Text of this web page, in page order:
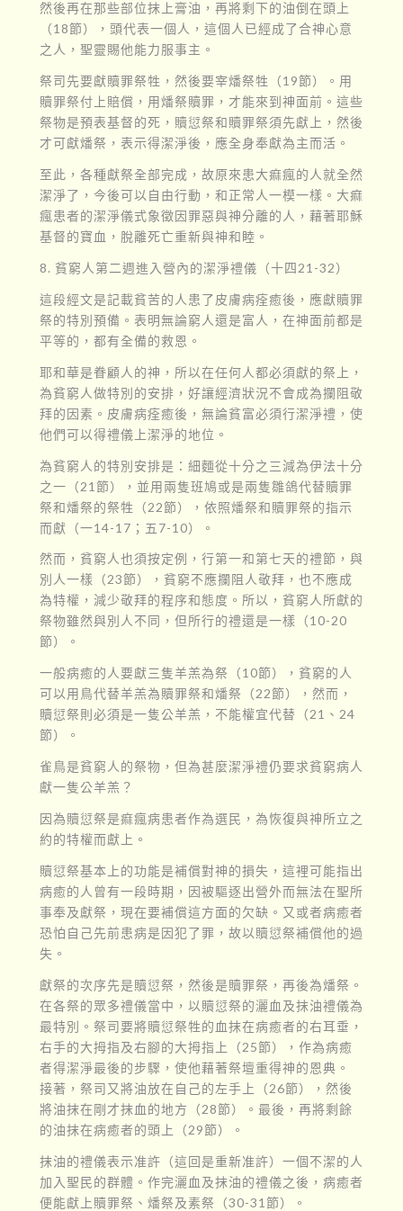
然後再在那些部位抹上膏油，再將剩下的油倒在頭上
（18節），頭代表一個人，這個人已經成了合神心意
之人，聖靈賜他能力服事主。
祭司先要獻贖罪祭牲，然後要宰燔祭牲（19節）。用
贖罪祭付上賠償，用燔祭贖罪，才能來到神面前。這些
祭物是預表基督的死，贖愆祭和贖罪祭須先獻上，然後
才可獻燔祭，表示得潔淨後，應全身奉獻為主而活。
至此，各種獻祭全部完成，故原來患大痲瘋的人就全然
潔淨了，今後可以自由行動，和正常人一模一樣。大痲
瘋患者的潔淨儀式象徵因罪惡與神分離的人，藉著耶穌
基督的寶血，脫離死亡重新與神和睦。
8. 貧窮人第二週進入營內的潔淨禮儀（十四21-32）
這段經文是記載貧苦的人患了皮膚病痊癒後，應獻贖罪
祭的特別預備。表明無論窮人還是富人，在神面前都是
平等的，都有全備的救恩。
耶和華是眷顧人的神，所以在任何人都必須獻的祭上，
為貧窮人做特別的安排，好讓經濟狀況不會成為攔阻敬
拜的因素。皮膚病痊癒後，無論貧富必須行潔淨禮，使
他們可以得禮儀上潔淨的地位。
為貧窮人的特別安排是：細麵從十分之三減為伊法十分
之一（21節），並用兩隻班鳩或是兩隻雛鴿代替贖罪
祭和燔祭的祭牲（22節），依照燔祭和贖罪祭的指示
而獻（一14-17；五7-10）。
然而，貧窮人也須按定例，行第一和第七天的禮節，與
別人一樣（23節），貧窮不應攔阻人敬拜，也不應成
為特權，減少敬拜的程序和態度。所以，貧窮人所獻的
祭物雖然與別人不同，但所行的禮還是一樣（10-20
節）。
一般病癒的人要獻三隻羊羔為祭（10節），貧窮的人
可以用鳥代替羊羔為贖罪祭和燔祭（22節），然而，
贖愆祭則必須是一隻公羊羔，不能權宜代替（21、24
節）。
雀鳥是貧窮人的祭物，但為甚麼潔淨禮仍要求貧窮病人
獻一隻公羊羔？
因為贖愆祭是痲瘋病患者作為選民，為恢復與神所立之
約的特權而獻上。
贖愆祭基本上的功能是補償對神的損失，這裡可能指出
病癒的人曾有一段時期，因被驅逐出營外而無法在聖所
事奉及獻祭，現在要補償這方面的欠缺。又或者病癒者
恐怕自己先前患病是因犯了罪，故以贖愆祭補償他的過
失。
獻祭的次序先是贖愆祭，然後是贖罪祭，再後為燔祭。
在各祭的眾多禮儀當中，以贖愆祭的灑血及抹油禮儀為
最特別。祭司要將贖愆祭牲的血抹在病癒者的右耳垂，
右手的大拇指及右腳的大拇指上（25節），作為病癒
者得潔淨最後的步驟，使他藉著祭壇重得神的恩典。
接著，祭司又將油放在自己的左手上（26節），然後
將油抹在剛才抹血的地方（28節）。最後，再將剩餘
的油抹在病癒者的頭上（29節）。
抹油的禮儀表示准許（這回是重新准許）一個不潔的人
加入聖民的群體。作完灑血及抹油的禮儀之後，病癒者
便能獻上贖罪祭、燔祭及素祭（30-31節）。